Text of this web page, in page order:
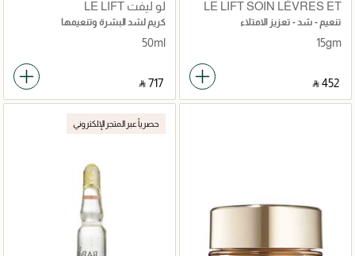
LE LIFT SOIN LÈVRES ET
CONTOURS
تنعيم - شد - تعزيز الامتلاء
15gm
‎ ⃁ ⁦452⁩ ‎
لو ليفت LE LIFT
كريم لشد البشرة وتنعيمها
50ml
‎ ⃁ ⁦717⁩ ‎
حصرياً عبر المتجر الإلكتروني